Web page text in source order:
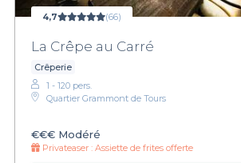
4,7 (66)
La Crêpe au Carré
Crêperie
1 - 120 pers.
Quartier Grammont de Tours
€€€ Modéré
Privateaser : Assiette de frites offerte